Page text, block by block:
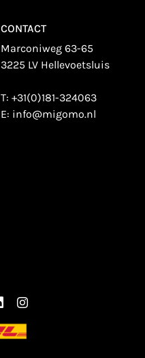
CONTACT
Marconiweg 63-65
3225 LV Hellevoetsluis
T: +31(0)181-324063
E: info@migomo.nl